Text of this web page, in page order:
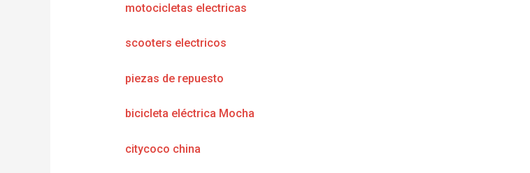
motocicletas electricas
scooters electricos
piezas de repuesto
bicicleta eléctrica Mocha
citycoco china